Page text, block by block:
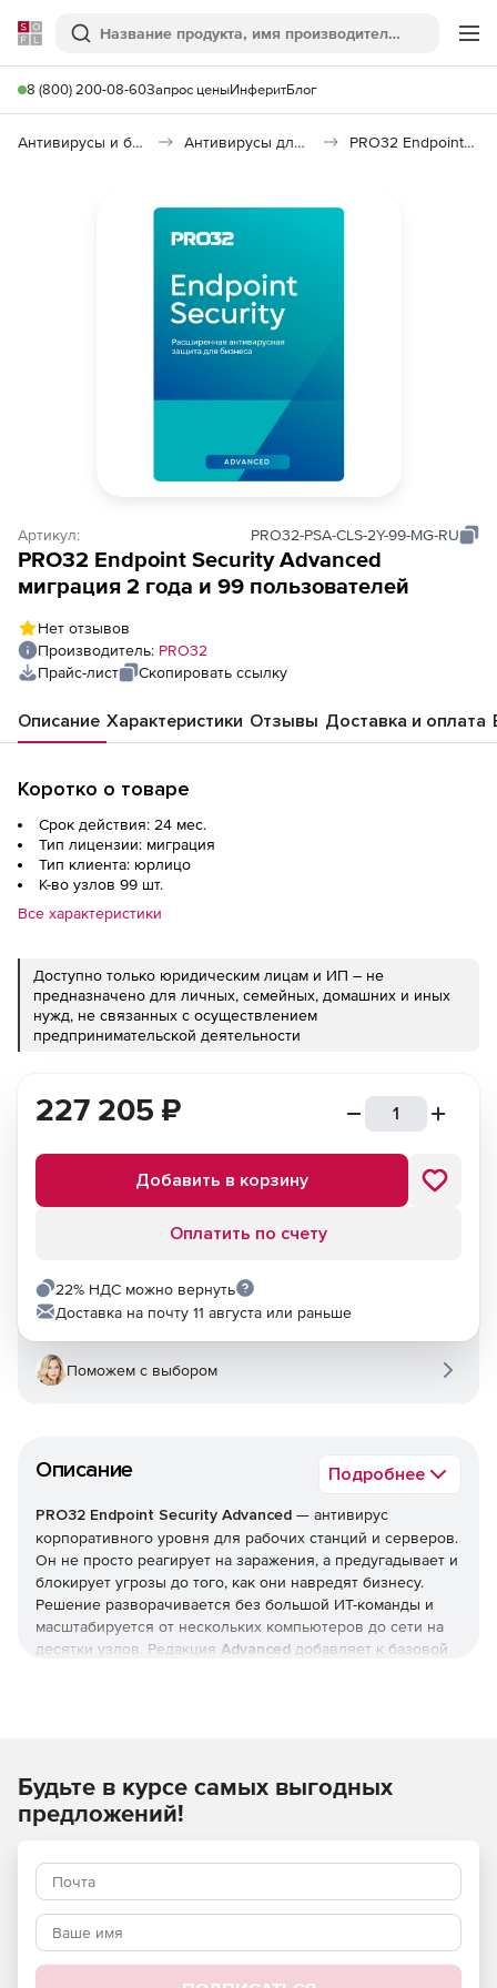
Softline
Поиск
8 (800) 200-08-60Запрос ценыИнферитБлог
Антивирусы и безопасность Антивирусы для организаций PRO32 Endpoint Security Advanced
Артикул: PRO32-PSA-CLS-2Y-99-MG-RU
PRO32 Endpoint Security Advanced
миграция 2 года и 99 пользователей
Нет отзывов
Производитель: PRO32
Прайс-лист
Скопировать ссылку
Описание Характеристики Отзывы Доставка и оплата
Коротко о товаре
Срок действия: 24 мес.
Тип лицензии: миграция
Тип клиента: юрлицо
К-во узлов 99 шт.
Все характеристики
Доступно только юридическим лицам и ИП – не
предназначено для личных, семейных, домашних и иных
нужд, не связанных с осуществлением
предпринимательской деятельности
Описание Подробнее
PRO32 Endpoint Security Advanced — антивирус
корпоративного уровня для рабочих станций и серверов.
Он не просто реагирует на заражения, а предугадывает и
блокирует угрозы до того, как они навредят бизнесу.
Решение разворачивается без большой ИТ-команды и
масштабируется от нескольких компьютеров до сети на
десятки узлов. Редакция Advanced добавляет к базовой
Как устроена защита
В основе — многоуровневая модель: антивирус,
вымогателей, фильтрация почты и интернет-трафика.
Отмеченные наградами технологии упреждающего
обнаружения дополняются поведенческим
(эвристическим) анализом, который выявляет
неизвестные вредоносные программы и эксплойты
227 205 ₽
Добавить в корзину
Оплатить по счету
22% НДС можно вернуть
Доставка на почту 11 августа или раньше
Поможем с выбором
Будьте в курсе самых выгодных
предложений!